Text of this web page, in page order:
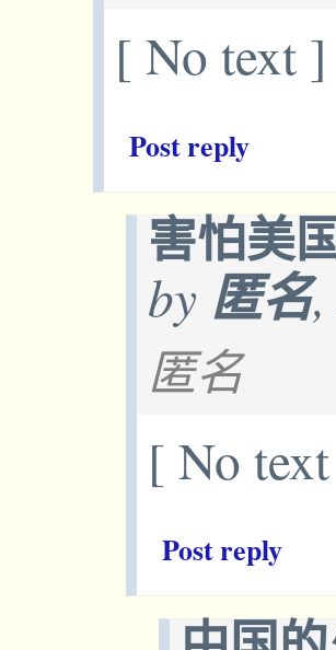
[ No text ]
Post reply
害怕美
by 匿名
匿名
[ No
Post reply